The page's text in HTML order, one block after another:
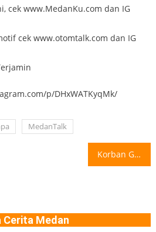
cek www.MedanKu.com dan IG
cek www.otomtalk.com dan IG
p/DHxWATKyqMk/
MedanTalk
Korban Gempa Myanmar-Thailand Melampaui 700 Orang Jumlah korban tewas akibat gempa bumi
Cerita Medan